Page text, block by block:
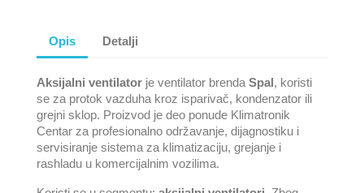
Opis Detalji
Aksijalni ventilator je ventilator brenda Spal, koristi
se za protok vazduha kroz isparivač, kondenzator ili
grejni sklop. Proizvod je deo ponude Klimatronik
Centar za profesionalno održavanje, dijagnostiku i
servisiranje sistema za klimatizaciju, grejanje i
rashladu u komercijalnim vozilima.